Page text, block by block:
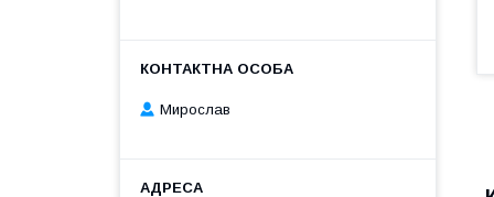
Мирослав